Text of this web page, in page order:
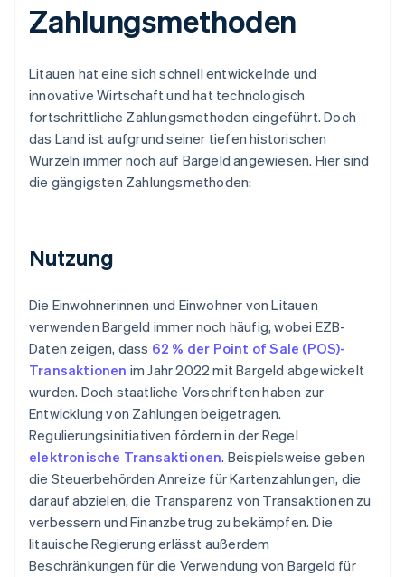
Zahlungsmethoden
Litauen hat eine sich schnell entwickelnde und
innovative Wirtschaft und hat technologisch
fortschrittliche Zahlungsmethoden eingeführt. Doch
das Land ist aufgrund seiner tiefen historischen
Wurzeln immer noch auf Bargeld angewiesen. Hier sind
die gängigsten Zahlungsmethoden:
Nutzung
Die Einwohnerinnen und Einwohner von Litauen
verwenden Bargeld immer noch häufig, wobei EZB-
Daten zeigen, dass 62 % der Point of Sale (POS)-
Transaktionen im Jahr 2022 mit Bargeld abgewickelt
wurden. Doch staatliche Vorschriften haben zur
Entwicklung von Zahlungen beigetragen.
Regulierungsinitiativen fördern in der Regel
elektronische Transaktionen. Beispielsweise geben
die Steuerbehörden Anreize für Kartenzahlungen, die
darauf abzielen, die Transparenz von Transaktionen zu
verbessern und Finanzbetrug zu bekämpfen. Die
litauische Regierung erlässt außerdem
Beschränkungen für die Verwendung von Bargeld für